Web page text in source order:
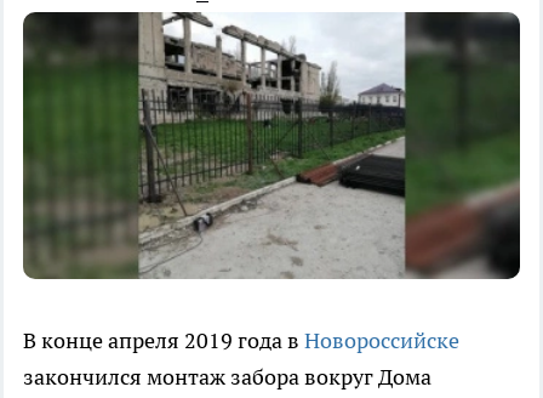
В конце апреля 2019 года в Новороссийске
закончился монтаж забора вокруг Дома